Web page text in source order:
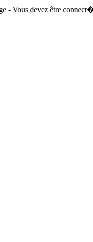
- Vous devez être